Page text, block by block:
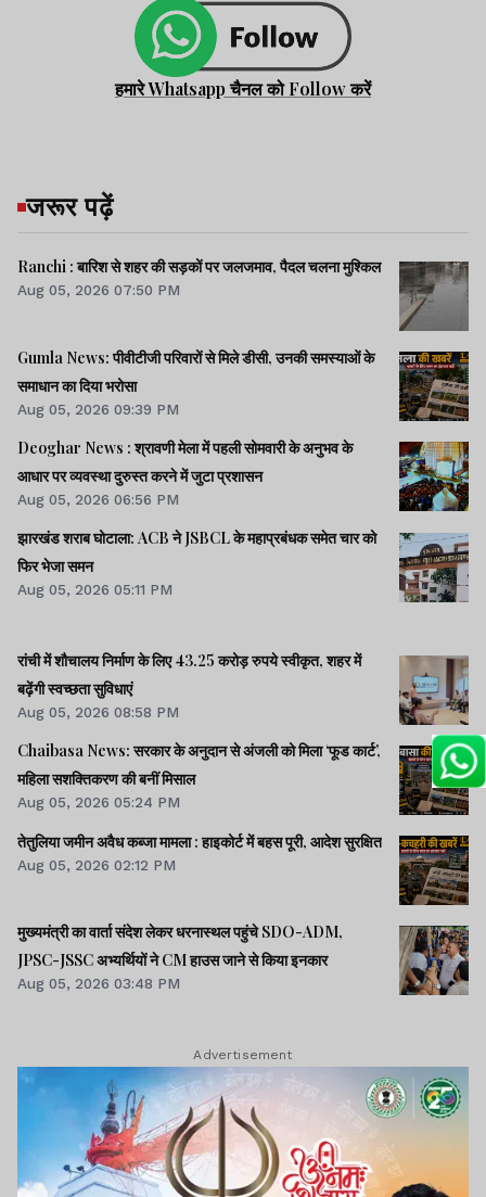
हमारे Whatsapp चैनल को Follow करें
जरूर पढ़ें
Ranchi : बारिश से शहर की सड़कों पर जलजमाव, पैदल चलना मुश्किल
Aug 05, 2026 07:50 PM
Gumla News: पीवीटीजी परिवारों से मिले डीसी, उनकी समस्याओं के
समाधान का दिया भरोसा
Aug 05, 2026 09:39 PM
Deoghar News : श्रावणी मेला में पहली सोमवारी के अनुभव के
आधार पर व्यवस्था दुरुस्त करने में जुटा प्रशासन
Aug 05, 2026 06:56 PM
झारखंड शराब घोटाला: ACB ने JSBCL के महाप्रबंधक समेत चार को
फिर भेजा समन
Aug 05, 2026 05:11 PM
रांची में शौचालय निर्माण के लिए 43.25 करोड़ रुपये स्वीकृत, शहर में
बढ़ेंगी स्वच्छता सुविधाएं
Aug 05, 2026 08:58 PM
Chaibasa News: सरकार के अनुदान से अंजली को मिला ‘फूड कार्ट’,
महिला सशक्तिकरण की बनीं मिसाल
Aug 05, 2026 05:24 PM
तेतुलिया जमीन अवैध कब्जा मामला : हाइकोर्ट में बहस पूरी, आदेश सुरक्षित
Aug 05, 2026 02:12 PM
मुख्यमंत्री का वार्ता संदेश लेकर धरनास्थल पहुंचे SDO-ADM,
JPSC-JSSC अभ्यर्थियों ने CM हाउस जाने से किया इनकार
Aug 05, 2026 03:48 PM
Advertisement